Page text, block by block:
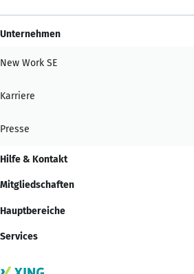
Unternehmen
New Work SE
Karriere
Presse
Hilfe & Kontakt
Mitgliedschaften
Hauptbereiche
Services